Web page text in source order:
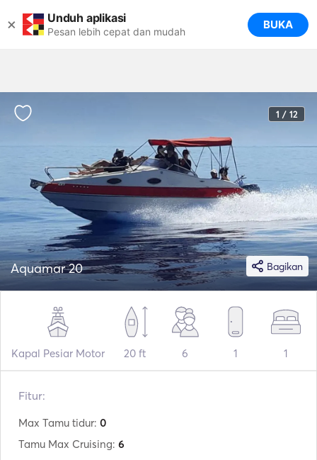
× Unduh aplikasi
Pesan lebih cepat dan mudah BUKA
1 / 12
Bagikan
Aquamar 20
Kapal Pesiar Motor 20 ft 6 1 1
Fitur:
Max Tamu tidur: 0
Tamu Max Cruising: 6